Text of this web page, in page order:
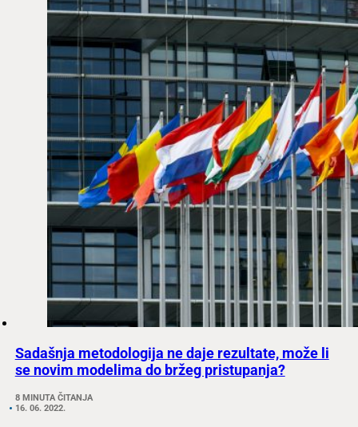
Sadašnja metodologija ne daje rezultate, može li
se novim modelima do bržeg pristupanja?
8 MINUTA ČITANJA
16. 06. 2022.